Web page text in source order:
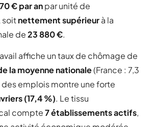
€ par anpar unité de
soitnettement supérieurà la
de23 880 €.
affiche un taux de chômage de
la moyenne nationale(France : 7,3
des emplois montre une forte
(17,4 %). Le tissu
compte7 établissements actifs,